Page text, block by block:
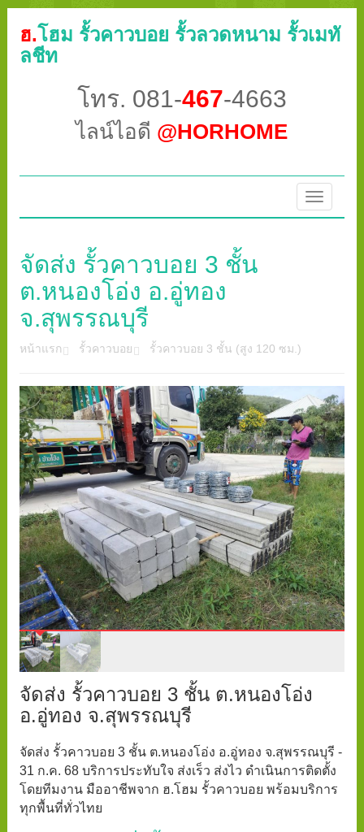
ฮ.โฮม รั้วคาวบอย รั้วลวดหนาม รั้วเมทั
ลชีท
โทร. 081-467-4663
ไลน์ไอดี @HORHOME
Toggle
จัดส่ง รั้วคาวบอย 3 ชั้น
ต.หนองโอ่ง อ.อู่ทอง
จ.สุพรรณบุรี
หน้าแรก รั้วคาวบอย รั้วคาวบอย 3 ชั้น (สูง 120 ซม.)
จัดส่ง รั้วคาวบอย 3 ชั้น ต.หนองโอ่ง
อ.อู่ทอง จ.สุพรรณบุรี
จัดส่ง รั้วคาวบอย 3 ชั้น ต.หนองโอ่ง อ.อู่ทอง จ.สุพรรณบุรี -
31 ก.ค. 68 บริการประทับใจ ส่งเร็ว ส่งไว ดำเนินการติดตั้ง
โดยทีมงาน มืออาชีพจาก ฮ.โฮม รั้วคาวบอย พร้อมบริการ
ทุกพื้นที่ทั่วไทย